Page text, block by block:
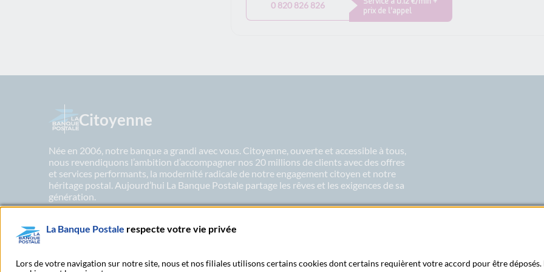
0 820 826 826
prix de l’appel
Citoyenne
Née en 2006, notre banque a grandi avec vous. Citoyenne, ouverte et accessible à tous,
nous revendiquons l’ambition d’accompagner nos 20 millions de clients avec des offres
et services performants, la modernité radicale de notre engagement citoyen et notre
héritage postal. Aujourd’hui La Banque Postale partage les rêves et les exigences de sa
génération.
En savoir plus sur nos engagements
La Banque Postale respecte votre vie privée
Lors de votre navigation sur notre site, nous et nos filiales utilisons certains cookies dont certains requièrent votre accord pour être déposés.